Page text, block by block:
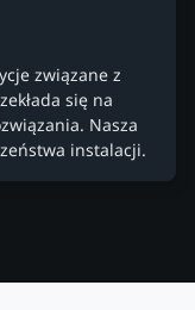
związane z
się na
Nasza
instalacji.